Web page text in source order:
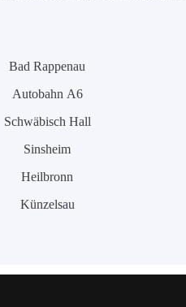
Bad Rappenau
Autobahn A6
Schwäbisch Hall
Sinsheim
Heilbronn
Künzelsau